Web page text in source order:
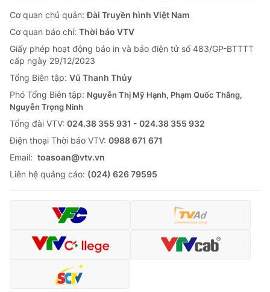
Cơ quan chủ quản:Đài Truyền hình Việt Nam
Cơ quan báo chí: Thời báo VTV
Giấy phép hoạt động báo in và báo điện tử số 483/GP-BTTTT
cấp ngày 29/12/2023
Tổng Biên tập: Vũ Thanh Thủy
Phó Tổng Biên tập: Nguyễn Thị Mỹ Hạnh, Phạm Quốc Thắng,
Nguyễn Trọng Ninh
Tổng đài VTV: 024.38 355 931 - 024.38 355 932
Ðiện thoại Thời báo VTV: 0988 671 671
Email: toasoan@vtv.vn
Liên hệ quảng cáo: (024) 626 79595